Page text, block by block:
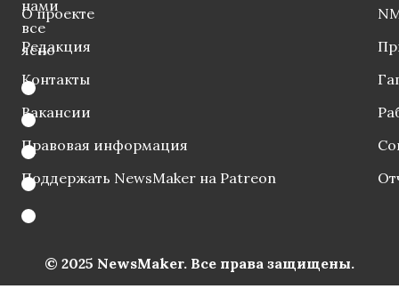
нами
все
ясно
О проекте
Редакция
Контакты
Вакансии
Правовая информация
Поддержать NewsMaker на Patreon
© 2025 NewsMaker. Все права защищены.